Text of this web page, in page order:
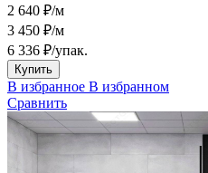
2 640 ₽/м
3 450 ₽/м
6 336 ₽/упак.
Купить
В избранное В избранном
Сравнить